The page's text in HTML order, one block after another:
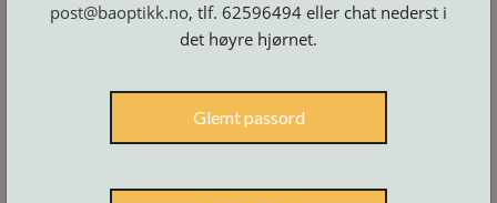
Skruer
og
tilbehør
post@baoptikk.no, tlf. 62596494 eller chat nederst i
det høyre hjørnet.
Glemt passord